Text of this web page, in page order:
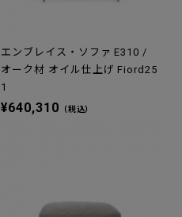
エンブレイス・ソファ E310 /
オーク材 オイル仕上げ Fiord25
1
¥640,310 （税込）